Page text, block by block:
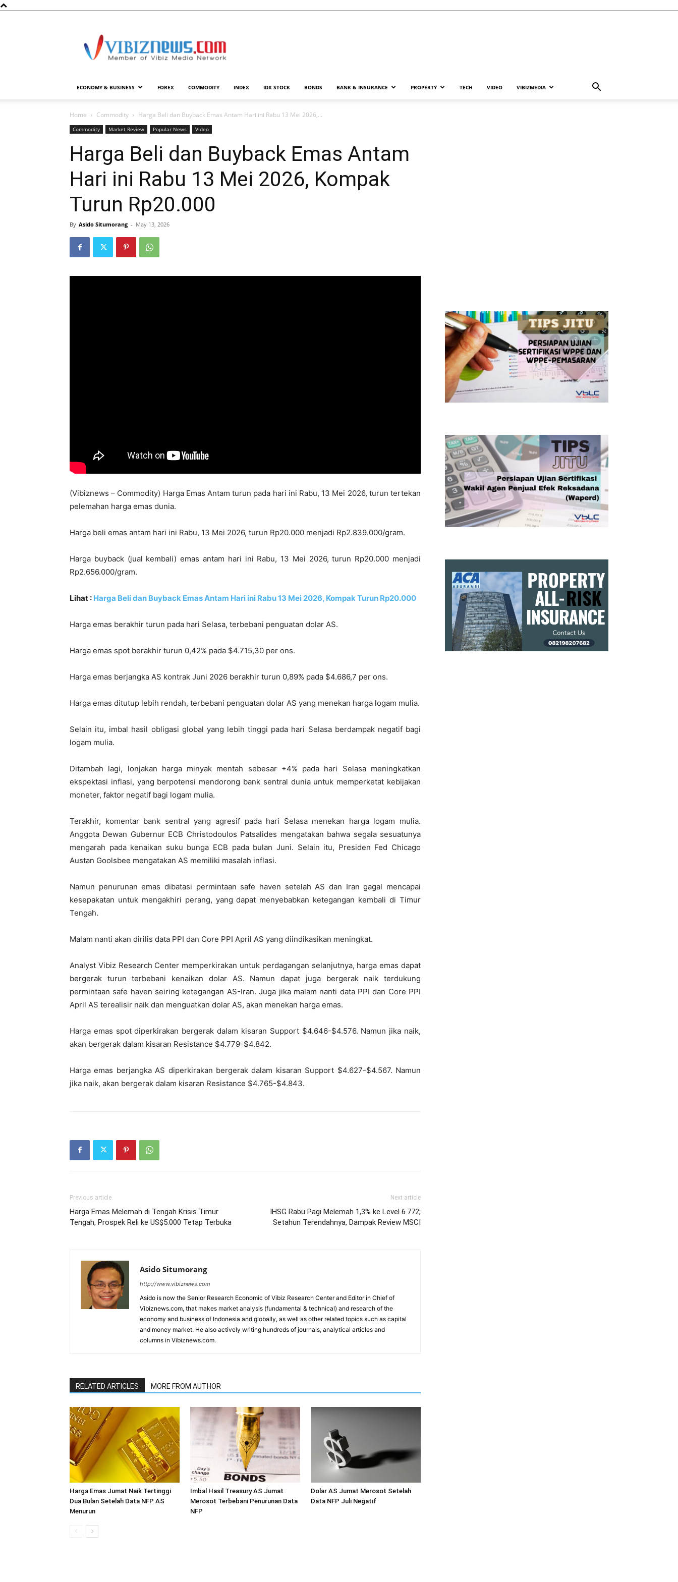
ECONOMY & BUSINESS FOREX COMMODITY INDEX IDX STOCK BONDS BANK & INSURANCE PROPERTY TECH VIDEO VIBIZMEDIA
Home Commodity Harga Beli dan Buyback Emas Antam Hari ini Rabu 13 Mei 2026,...
Commodity Market Review Popular News Video
Harga Beli dan Buyback Emas Antam
Hari ini Rabu 13 Mei 2026, Kompak
Turun Rp20.000
By Asido Situmorang - May 13, 2026
(Vibiznews – Commodity) Harga Emas Antam turun pada hari ini Rabu, 13 Mei 2026, turun tertekan
pelemahan harga emas dunia.
Harga beli emas antam hari ini Rabu, 13 Mei 2026, turun Rp20.000 menjadi Rp2.839.000/gram.
Harga buyback (jual kembali) emas antam hari ini Rabu, 13 Mei 2026, turun Rp20.000 menjadi
Rp2.656.000/gram.
Lihat : Harga Beli dan Buyback Emas Antam Hari ini Rabu 13 Mei 2026, Kompak Turun Rp20.000
Harga emas berakhir turun pada hari Selasa, terbebani penguatan dolar AS.
Harga emas spot berakhir turun 0,42% pada $4.715,30 per ons.
Harga emas berjangka AS kontrak Juni 2026 berakhir turun 0,89% pada $4.686,7 per ons.
Harga emas ditutup lebih rendah, terbebani penguatan dolar AS yang menekan harga logam mulia.
Selain itu, imbal hasil obligasi global yang lebih tinggi pada hari Selasa berdampak negatif bagi
logam mulia.
Ditambah lagi, lonjakan harga minyak mentah sebesar +4% pada hari Selasa meningkatkan
ekspektasi inflasi, yang berpotensi mendorong bank sentral dunia untuk memperketat kebijakan
moneter, faktor negatif bagi logam mulia.
Terakhir, komentar bank sentral yang agresif pada hari Selasa menekan harga logam mulia.
Anggota Dewan Gubernur ECB Christodoulos Patsalides mengatakan bahwa segala sesuatunya
mengarah pada kenaikan suku bunga ECB pada bulan Juni. Selain itu, Presiden Fed Chicago
Austan Goolsbee mengatakan AS memiliki masalah inflasi.
Namun penurunan emas dibatasi permintaan safe haven setelah AS dan Iran gagal mencapai
kesepakatan untuk mengakhiri perang, yang dapat menyebabkan ketegangan kembali di Timur
Tengah.
Malam nanti akan dirilis data PPI dan Core PPI April AS yang diindikasikan meningkat.
Analyst Vibiz Research Center memperkirakan untuk perdagangan selanjutnya, harga emas dapat
bergerak turun terbebani kenaikan dolar AS. Namun dapat juga bergerak naik terdukung
permintaan safe haven seiring ketegangan AS-Iran. Juga jika malam nanti data PPI dan Core PPI
April AS terealisir naik dan menguatkan dolar AS, akan menekan harga emas.
Harga emas spot diperkirakan bergerak dalam kisaran Support $4.646-$4.576. Namun jika naik,
akan bergerak dalam kisaran Resistance $4.779-$4.842.
Harga emas berjangka AS diperkirakan bergerak dalam kisaran Support $4.627-$4.567. Namun
jika naik, akan bergerak dalam kisaran Resistance $4.765-$4.843.
Previous article
Harga Emas Melemah di Tengah Krisis Timur
Tengah, Prospek Reli ke US$5.000 Tetap Terbuka
Next article
IHSG Rabu Pagi Melemah 1,3% ke Level 6.772;
Setahun Terendahnya, Dampak Review MSCI
Asido Situmorang
http://www.vibiznews.com
Asido is now the Senior Research Economic of Vibiz Research Center and Editor in Chief of
Vibiznews.com, that makes market analysis (fundamental & technical) and research of the
economy and business of Indonesia and globally, as well as other related topics such as capital
and money market. He also actively writing hundreds of journals, analytical articles and
columns in Vibiznews.com.
RELATED ARTICLES MORE FROM AUTHOR
Harga Emas Jumat Naik Tertinggi
Dua Bulan Setelah Data NFP AS
Menurun
Imbal Hasil Treasury AS Jumat
Merosot Terbebani Penurunan Data
NFP
Dolar AS Jumat Merosot Setelah
Data NFP Juli Negatif